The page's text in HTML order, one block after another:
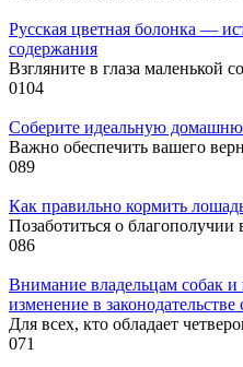
Русская цветная болонка —
содержания
Взгляните в глаза маленькой
0104
Соберите идеальную
Важно обеспечить вашего
089
Как правильно кормить
Позаботиться о
086
Внимание владельцам собак
изменение в законодательстве
Для всех, кто обладает
071